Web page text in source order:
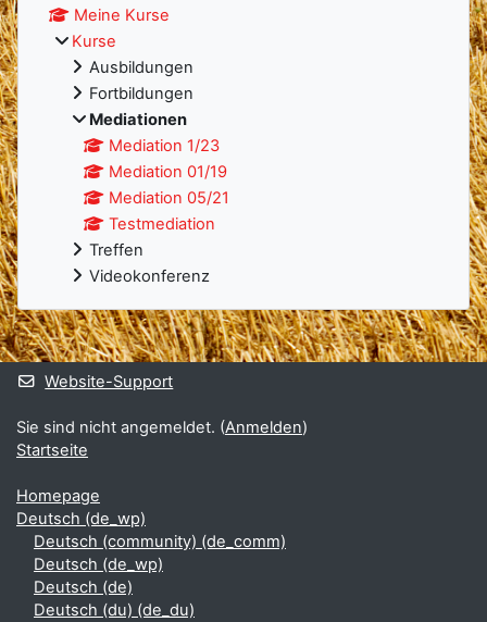
Meine Kurse
Kurse
Ausbildungen
Fortbildungen
Mediationen
Mediation 1/23
Mediation 01/19
Mediation 05/21
Testmediation
Treffen
Videokonferenz
Ergänzungsblöcke
Website-Support
Sie sind nicht angemeldet. (Anmelden)
Startseite
Homepage
Deutsch ‎(de_wp)‎
Deutsch (community) ‎(de_comm)‎
Deutsch ‎(de_wp)‎
Deutsch ‎(de)‎
Deutsch (du) ‎(de_du)‎